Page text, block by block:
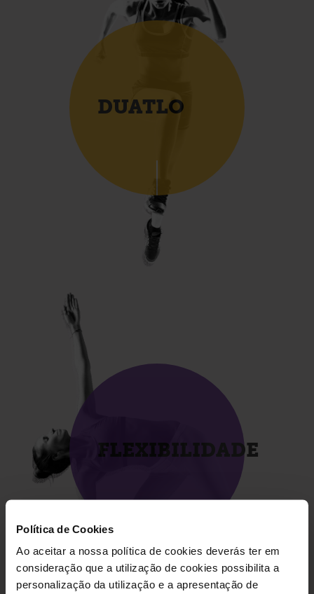
Política de Cookies
Ao aceitar a nossa política de cookies deverás ter em
consideração que a utilização de cookies possibilita a
personalização da utilização e a apresentação de
DUATLO
FLEXIBILIDADE